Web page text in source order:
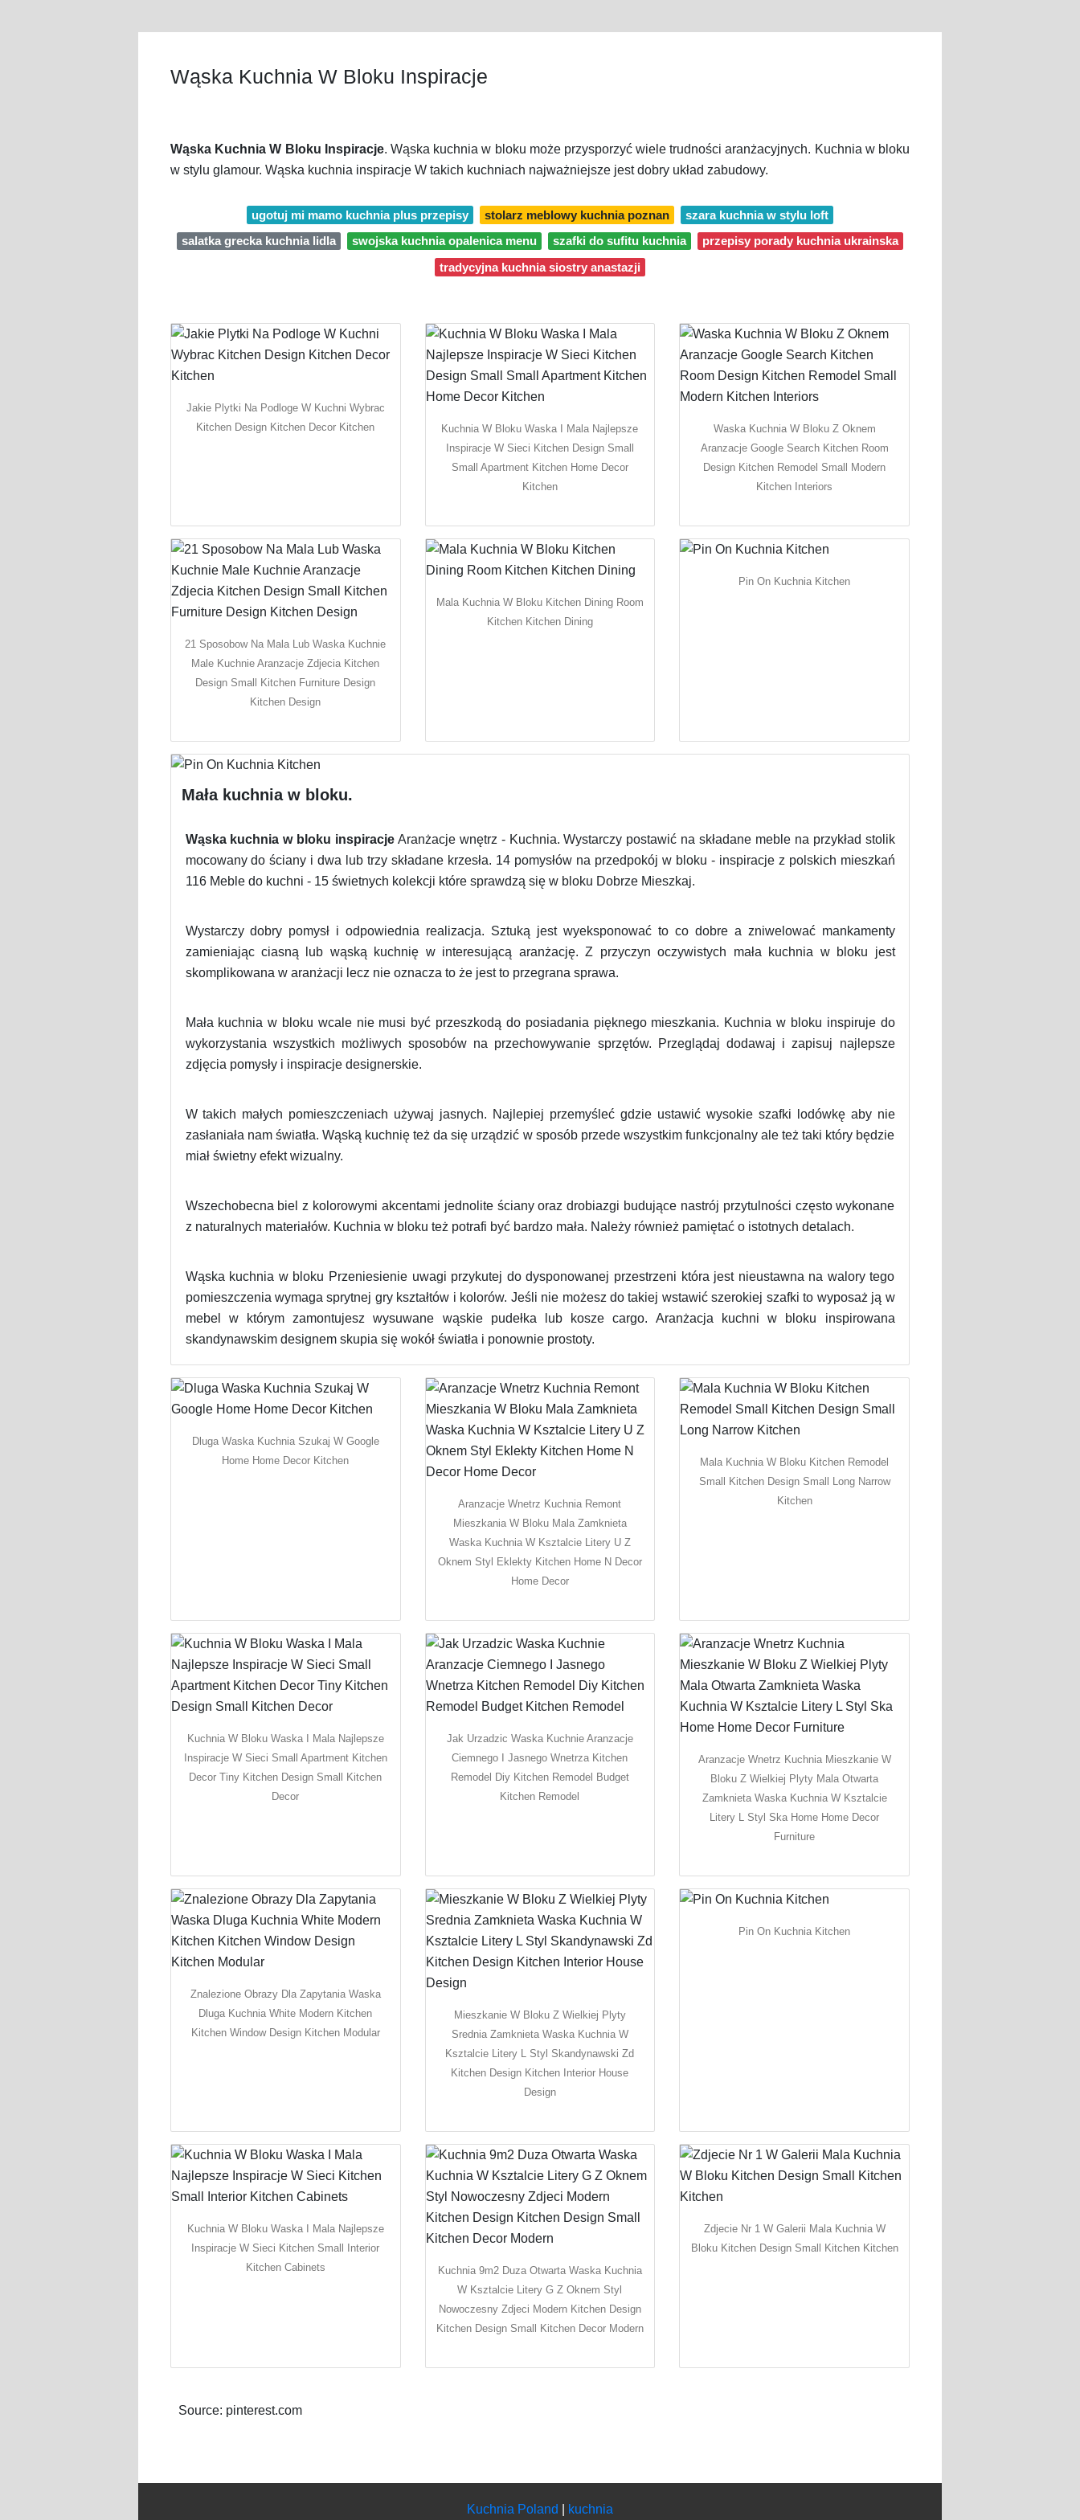
Wąska Kuchnia W Bloku Inspiracje
Wąska Kuchnia W Bloku Inspiracje. Wąska kuchnia w bloku może przysporzyć wiele trudności aranżacyjnych. Kuchnia w bloku
w stylu glamour. Wąska kuchnia inspiracje W takich kuchniach najważniejsze jest dobry układ zabudowy.
ugotuj mi mamo kuchnia plus przepisy stolarz meblowy kuchnia poznan
szara kuchnia w stylu loft
salatka grecka kuchnia lidla
swojska kuchnia opalenica menu szafki do sufitu kuchnia
przepisy porady kuchnia ukrainska
tradycyjna kuchnia siostry anastazji
Jakie Plytki Na Podloge W Kuchni Wybrac
Kitchen Design Kitchen Decor Kitchen
Kuchnia W Bloku Waska I Mala Najlepsze
Inspiracje W Sieci Kitchen Design Small
Small Apartment Kitchen Home Decor
Kitchen
Waska Kuchnia W Bloku Z Oknem
Aranzacje Google Search Kitchen Room
Design Kitchen Remodel Small Modern
Kitchen Interiors
21 Sposobow Na Mala Lub Waska Kuchnie
Male Kuchnie Aranzacje Zdjecia Kitchen
Design Small Kitchen Furniture Design
Kitchen Design
Mala Kuchnia W Bloku Kitchen Dining Room
Kitchen Kitchen Dining
Pin On Kuchnia Kitchen
Mała kuchnia w bloku.
Wąska kuchnia w bloku inspiracje Aranżacje wnętrz - Kuchnia. Wystarczy postawić na składane meble na przykład stolik
mocowany do ściany i dwa lub trzy składane krzesła. 14 pomysłów na przedpokój w bloku - inspiracje z polskich mieszkań
116 Meble do kuchni - 15 świetnych kolekcji które sprawdzą się w bloku Dobrze Mieszkaj.
Wystarczy dobry pomysł i odpowiednia realizacja. Sztuką jest wyeksponować to co dobre a zniwelować mankamenty
zamieniając ciasną lub wąską kuchnię w interesującą aranżację. Z przyczyn oczywistych mała kuchnia w bloku jest
skomplikowana w aranżacji lecz nie oznacza to że jest to przegrana sprawa.
Mała kuchnia w bloku wcale nie musi być przeszkodą do posiadania pięknego mieszkania. Kuchnia w bloku inspiruje do
wykorzystania wszystkich możliwych sposobów na przechowywanie sprzętów. Przeglądaj dodawaj i zapisuj najlepsze
zdjęcia pomysły i inspiracje designerskie.
W takich małych pomieszczeniach używaj jasnych. Najlepiej przemyśleć gdzie ustawić wysokie szafki lodówkę aby nie
zasłaniała nam światła. Wąską kuchnię też da się urządzić w sposób przede wszystkim funkcjonalny ale też taki który będzie
miał świetny efekt wizualny.
Wszechobecna biel z kolorowymi akcentami jednolite ściany oraz drobiazgi budujące nastrój przytulności często wykonane
z naturalnych materiałów. Kuchnia w bloku też potrafi być bardzo mała. Należy również pamiętać o istotnych detalach.
Wąska kuchnia w bloku Przeniesienie uwagi przykutej do dysponowanej przestrzeni która jest nieustawna na walory tego
pomieszczenia wymaga sprytnej gry kształtów i kolorów. Jeśli nie możesz do takiej wstawić szerokiej szafki to wyposaż ją w
mebel w którym zamontujesz wysuwane wąskie pudełka lub kosze cargo. Aranżacja kuchni w bloku inspirowana
skandynawskim designem skupia się wokół światła i ponownie prostoty.
Dluga Waska Kuchnia Szukaj W Google
Home Home Decor Kitchen
Aranzacje Wnetrz Kuchnia Remont
Mieszkania W Bloku Mala Zamknieta
Waska Kuchnia W Ksztalcie Litery U Z
Oknem Styl Eklekty Kitchen Home N Decor
Home Decor
Mala Kuchnia W Bloku Kitchen Remodel
Small Kitchen Design Small Long Narrow
Kitchen
Kuchnia W Bloku Waska I Mala Najlepsze
Inspiracje W Sieci Small Apartment Kitchen
Decor Tiny Kitchen Design Small Kitchen
Decor
Jak Urzadzic Waska Kuchnie Aranzacje
Ciemnego I Jasnego Wnetrza Kitchen
Remodel Diy Kitchen Remodel Budget
Kitchen Remodel
Aranzacje Wnetrz Kuchnia Mieszkanie W
Bloku Z Wielkiej Plyty Mala Otwarta
Zamknieta Waska Kuchnia W Ksztalcie
Litery L Styl Ska Home Home Decor
Furniture
Znalezione Obrazy Dla Zapytania Waska
Dluga Kuchnia White Modern Kitchen
Kitchen Window Design Kitchen Modular
Mieszkanie W Bloku Z Wielkiej Plyty
Srednia Zamknieta Waska Kuchnia W
Ksztalcie Litery L Styl Skandynawski Zd
Kitchen Design Kitchen Interior House
Design
Pin On Kuchnia Kitchen
Kuchnia W Bloku Waska I Mala Najlepsze
Inspiracje W Sieci Kitchen Small Interior
Kitchen Cabinets
Kuchnia 9m2 Duza Otwarta Waska Kuchnia
W Ksztalcie Litery G Z Oknem Styl
Nowoczesny Zdjeci Modern Kitchen Design
Kitchen Design Small Kitchen Decor Modern
Zdjecie Nr 1 W Galerii Mala Kuchnia W
Bloku Kitchen Design Small Kitchen Kitchen
Source: pinterest.com
Kuchnia Poland kuchnia